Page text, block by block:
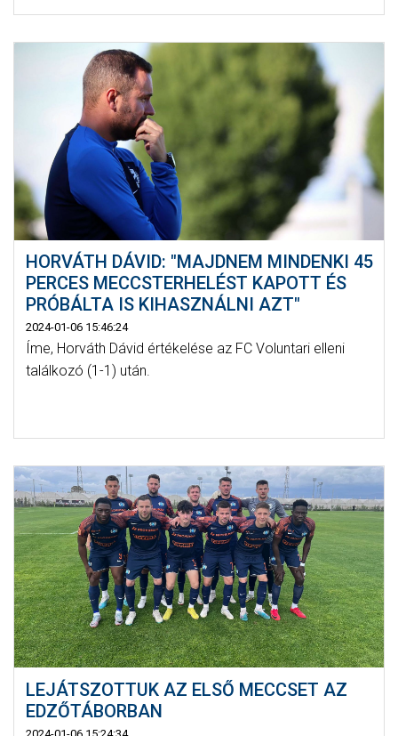
HORVÁTH DÁVID: "MAJDNEM MINDENKI 45
PERCES MECCSTERHELÉST KAPOTT ÉS
PRÓBÁLTA IS KIHASZNÁLNI AZT"
2024-01-06 15:46:24
Íme, Horváth Dávid értékelése az FC Voluntari elleni
találkozó (1-1) után.
LEJÁTSZOTTUK AZ ELSŐ MECCSET AZ
EDZŐTÁBORBAN